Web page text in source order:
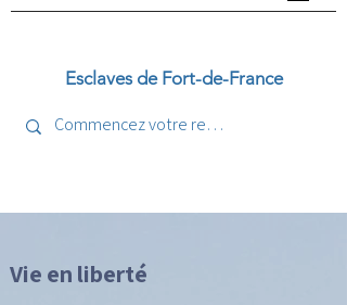
Esclaves de Fort-de-France
Vie en liberté